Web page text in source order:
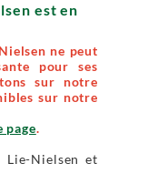
est en
ne peut
pour ses
sur notre
sur notre
page.
Lie-Nielsen et